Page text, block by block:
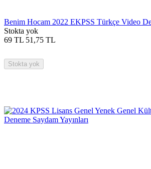
Benim Hocam 2022 EKPSS Türkçe Video
Stokta yok
69 TL 51,75 TL
Stokta yok